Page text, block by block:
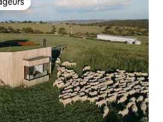
les plus appréciés